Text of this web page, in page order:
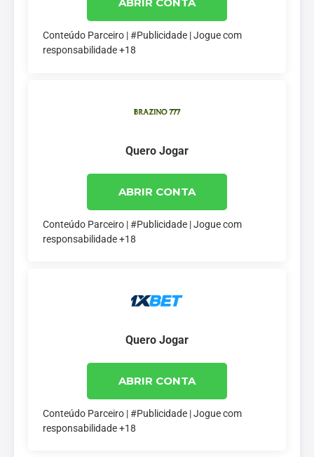
Conteúdo Parceiro | #Publicidade | Jogue com
responsabilidade +18
Quero Jogar
ABRIR CONTA
Conteúdo Parceiro | #Publicidade | Jogue com
responsabilidade +18
Quero Jogar
ABRIR CONTA
Conteúdo Parceiro | #Publicidade | Jogue com
responsabilidade +18